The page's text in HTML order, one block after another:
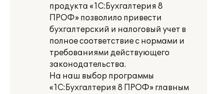
продукта «1С:Бухгалтерия 8
ПРОФ» позволило привести
бухгалтерский и налоговый учет в
полное соответствие с нормами и
требованиями действующего
законодательства.
На наш выбор программы
«1С:Бухгалтерия 8 ПРОФ» главным